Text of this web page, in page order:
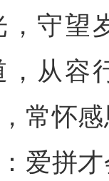
守望
，从容
常怀
爱拼